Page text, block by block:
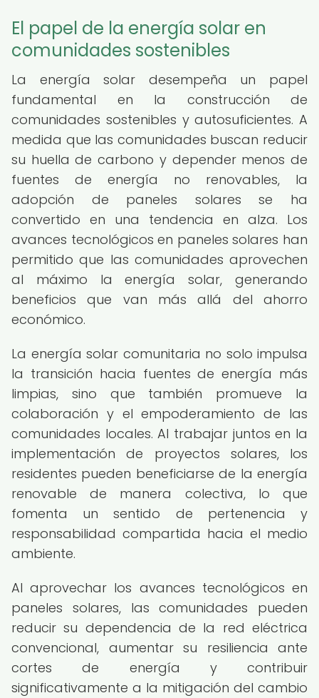
El papel de la energía solar en
comunidades sostenibles
La energía solar desempeña un papel
fundamental en la construcción de
comunidades sostenibles y autosuficientes. A
medida que las comunidades buscan reducir
su huella de carbono y depender menos de
fuentes de energía no renovables, la
adopción de paneles solares se ha
convertido en una tendencia en alza. Los
avances tecnológicos en paneles solares han
permitido que las comunidades aprovechen
al máximo la energía solar, generando
beneficios que van más allá del ahorro
económico.
La energía solar comunitaria no solo impulsa
la transición hacia fuentes de energía más
limpias, sino que también promueve la
colaboración y el empoderamiento de las
comunidades locales. Al trabajar juntos en la
implementación de proyectos solares, los
residentes pueden beneficiarse de la energía
renovable de manera colectiva, lo que
fomenta un sentido de pertenencia y
responsabilidad compartida hacia el medio
ambiente.
Al aprovechar los avances tecnológicos en
paneles solares, las comunidades pueden
reducir su dependencia de la red eléctrica
convencional, aumentar su resiliencia ante
cortes de energía y contribuir
significativamente a la mitigación del cambio